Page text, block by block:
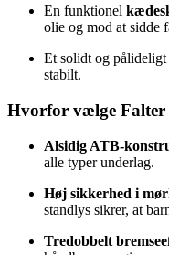
En funktionel
olie og mod at sidde
Et solidt og pålideligt
stabilt.
Hvorfor vælge Falter
Alsidig ATB-
alle typer underlag.
Høj sikkerhed i
standlys sikrer, at
Tredobbelt